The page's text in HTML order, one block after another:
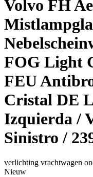
Volvo FH
FOG Light
FEU
Cristal DE
Izquierda /
Sinistro /
verlichting vrachtwagen
Nieuw